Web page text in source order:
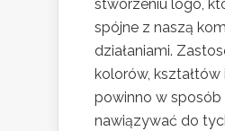
stworzeniu logo,
spójne z naszą
działaniami.
kolorów, kształtów
powinno w sposób
nawiązywać do